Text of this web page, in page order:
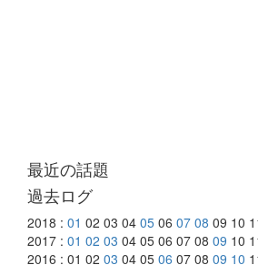
最近の話題
過去ログ
2018 : 01 02 03 04 05 06 07 08 09 10
2017 : 01 02 03 04 05 06 07 08 09 10
2016 : 01 02 03 04 05 06 07 08 09 10